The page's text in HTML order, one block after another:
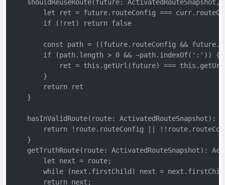
shouldReuseRoute(future:
let ret = future.routeConfig ===
        if (!ret) return false
const path = ((future.routeConfig &&
        if (path.length > 0 && ~path.indexOf(':')) {
ret = this.getUrl(future) ===
        }
        return ret
    }
hasInValidRoute(route: ActivatedRouteSnapshot):
return !route.routeConfig ||
    }
getTruthRoute(route: ActivatedRouteSnapshot):
        let next = route;
while (next.firstChild) next =
        return next;